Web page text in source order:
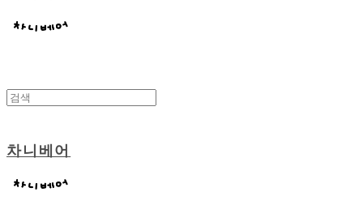
차니베어